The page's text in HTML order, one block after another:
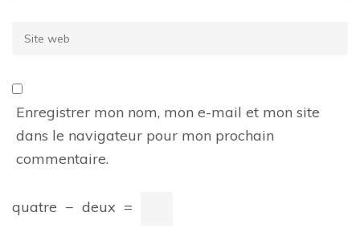
Site
Enregistrer mon nom, mon e-mail et mon site
dans le navigateur pour mon prochain
commentaire.
quatre − deux =